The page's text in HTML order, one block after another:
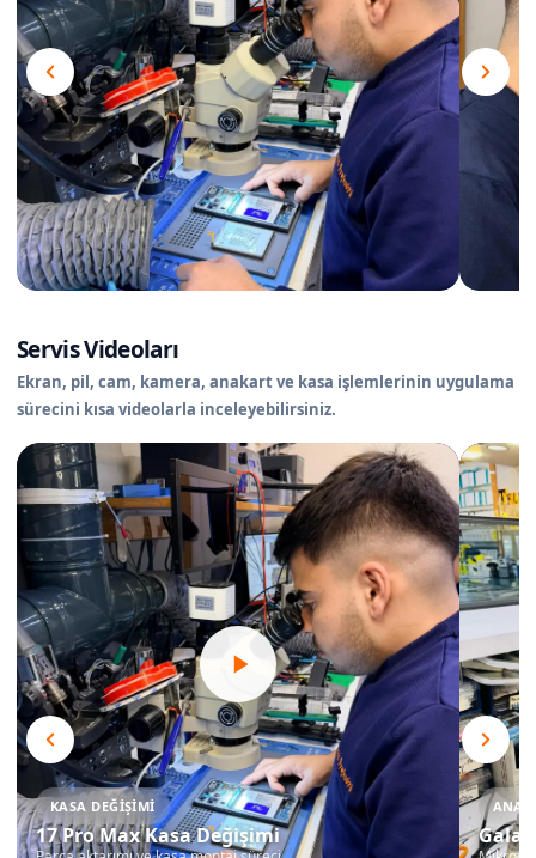
Servis Videoları
Ekran, pil, cam, kamera, anakart ve kasa işlemlerinin uygulama
sürecini kısa videolarla inceleyebilirsiniz.
KASA DEĞIŞIMI
17 Pro Max Kasa Değişimi